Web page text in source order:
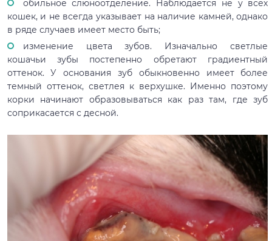
обильное слюноотделение. Наблюдается не у всех
кошек, и не всегда указывает на наличие камней, однако
в ряде случаев имеет место быть;
изменение цвета зубов. Изначально светлые
кошачьи зубы постепенно обретают градиентный
оттенок. У основания зуб обыкновенно имеет более
темный оттенок, светлея к верхушке. Именно поэтому
корки начинают образовываться как раз там, где зуб
соприкасается с десной.